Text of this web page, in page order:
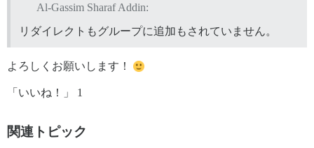
Al-Gassim Sharaf Addin:
リダイレクトもグループに追加もされていません。
よろしくお願いします！
「いいね！」 1
関連トピック